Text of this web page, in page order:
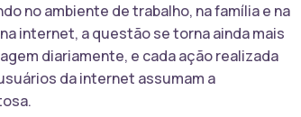
no ambiente de trabalho, na família e na
internet, a questão se torna ainda mais
diariamente, e cada ação realizada
da internet assumam a